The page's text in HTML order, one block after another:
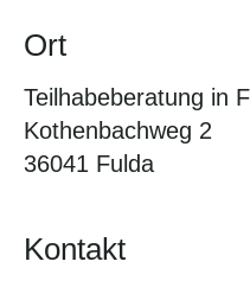
Ort
Teilhabeberatung in
Kothenbachweg 2
36041 Fulda
Kontakt